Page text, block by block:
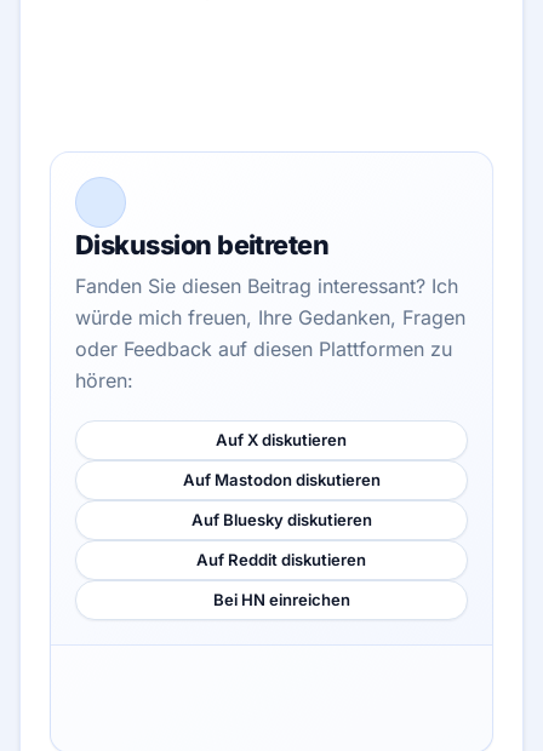
Diskussion beitreten
Fanden Sie diesen Beitrag interessant? Ich
würde mich freuen, Ihre Gedanken, Fragen
oder Feedback auf diesen Plattformen zu
hören:
Auf X diskutieren
Auf Mastodon diskutieren
Auf Bluesky diskutieren
Auf Reddit diskutieren
Bei HN einreichen